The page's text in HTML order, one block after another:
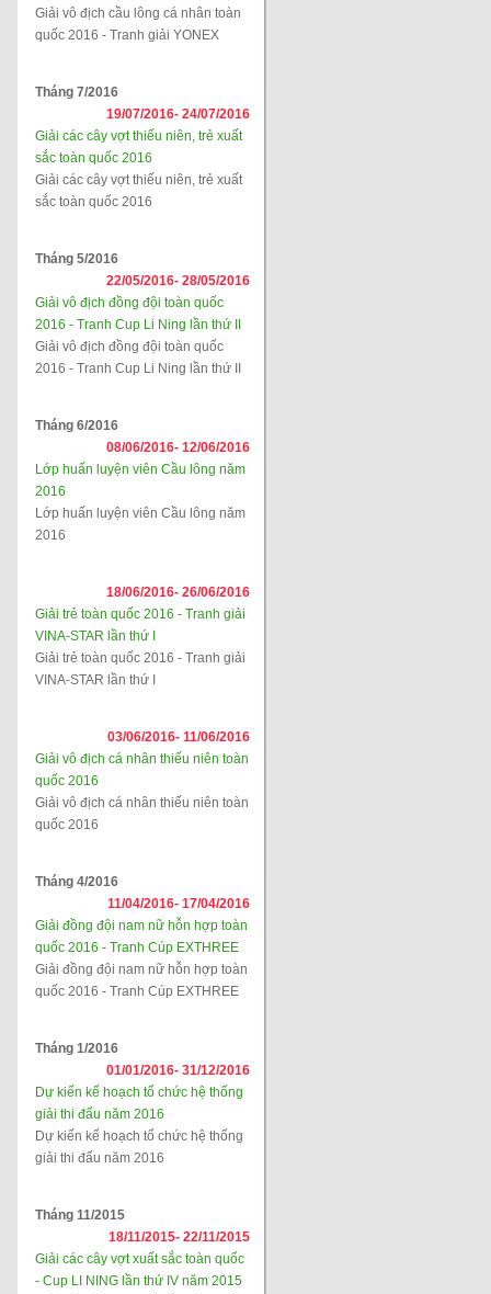
Giải vô địch cầu lông cá nhân toàn
quốc 2016 - Tranh giải YONEX
Tháng 7/2016
19/07/2016- 24/07/2016
Giải các cây vợt thiếu niên, trẻ xuất
sắc toàn quốc 2016
Giải các cây vợt thiếu niên, trẻ xuất
sắc toàn quốc 2016
Tháng 5/2016
22/05/2016- 28/05/2016
Giải vô địch đồng đội toàn quốc
2016 - Tranh Cup Li Ning lần thứ II
Giải vô địch đồng đội toàn quốc
2016 - Tranh Cup Li Ning lần thứ II
Tháng 6/2016
08/06/2016- 12/06/2016
Lớp huấn luyện viên Cầu lông năm
2016
Lớp huấn luyện viên Cầu lông năm
2016
18/06/2016- 26/06/2016
Giải trẻ toàn quốc 2016 - Tranh giải
VINA-STAR lần thứ I
Giải trẻ toàn quốc 2016 - Tranh giải
VINA-STAR lần thứ I
03/06/2016- 11/06/2016
Giải vô địch cá nhân thiếu niên toàn
quốc 2016
Giải vô địch cá nhân thiếu niên toàn
quốc 2016
Tháng 4/2016
11/04/2016- 17/04/2016
Giải đồng đội nam nữ hỗn hợp toàn
quốc 2016 - Tranh Cúp EXTHREE
Giải đồng đội nam nữ hỗn hợp toàn
quốc 2016 - Tranh Cúp EXTHREE
Tháng 1/2016
01/01/2016- 31/12/2016
Dự kiến kế hoạch tổ chức hệ thống
giải thi đấu năm 2016
Dự kiến kế hoạch tổ chức hệ thống
giải thi đấu năm 2016
Tháng 11/2015
18/11/2015- 22/11/2015
Giải các cây vợt xuất sắc toàn quốc
- Cup LI NING lần thứ IV năm 2015